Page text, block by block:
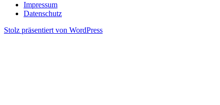
Impressum
Datenschutz
Stolz präsentiert von WordPress